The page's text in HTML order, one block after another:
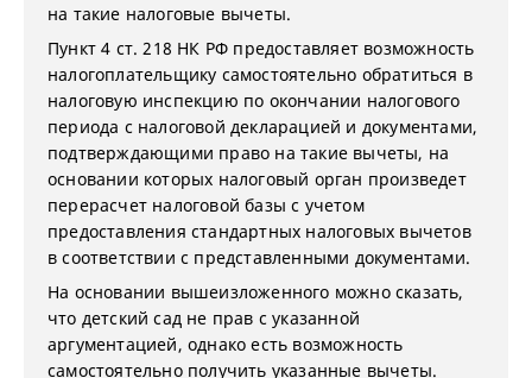
на такие налоговые вычеты.
Пункт 4 ст. 218 НК РФ предоставляет возможность
налогоплательщику самостоятельно обратиться в
налоговую инспекцию по окончании налогового
периода с налоговой декларацией и документами,
подтверждающими право на такие вычеты, на
основании которых налоговый орган произведет
перерасчет налоговой базы с учетом
предоставления стандартных налоговых вычетов
в соответствии с представленными документами.
На основании вышеизложенного можно сказать,
что детский сад не прав с указанной
аргументацией, однако есть возможность
самостоятельно получить указанные вычеты.